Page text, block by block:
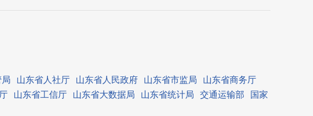
山东省人社厅 山东省人民政府 山东省市监局
山东省商务厅
山东省工信厅 山东省大数据局 山东省统计局 交通运输部
国家